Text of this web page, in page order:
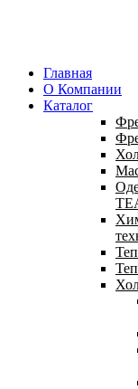
Главная
О Компании
Каталог